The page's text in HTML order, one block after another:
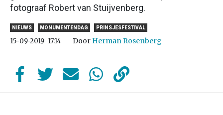
fotograaf Robert van Stuijvenberg.
NIEUWS MONUMENTENDAG PRINSJESFESTIVAL
15-09-2019 17:14 Door Herman Rosenberg